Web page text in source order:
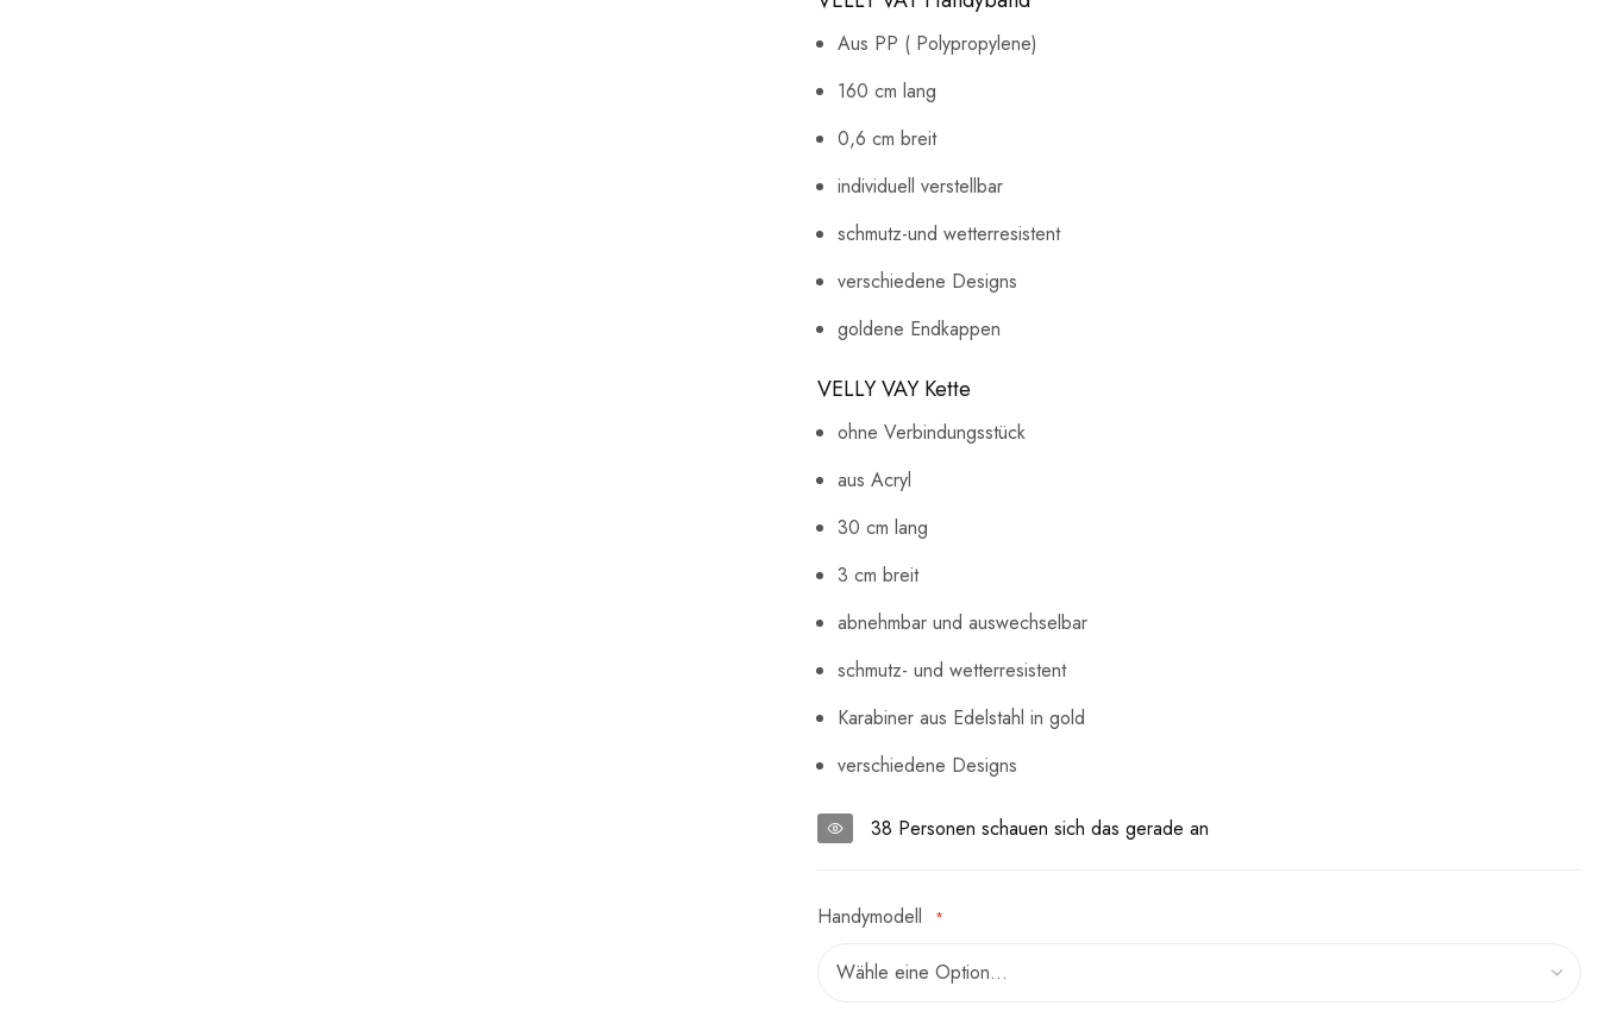
Aus PP ( Polypropylene)
160 cm lang
0,6 cm breit
individuell verstellbar
schmutz-und wetterresistent
verschiedene Designs
goldene Endkappen
VELLY VAY Kette
ohne Verbindungsstück
aus Acryl
30 cm lang
3 cm breit
abnehmbar und auswechselbar
schmutz- und wetterresistent
Karabiner aus Edelstahl in gold
verschiedene Designs
38 Personen schauen sich das gerade an
Handymodell